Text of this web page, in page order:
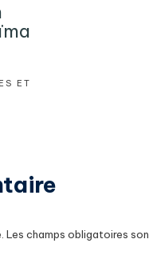
ET
Les champs obligatoires